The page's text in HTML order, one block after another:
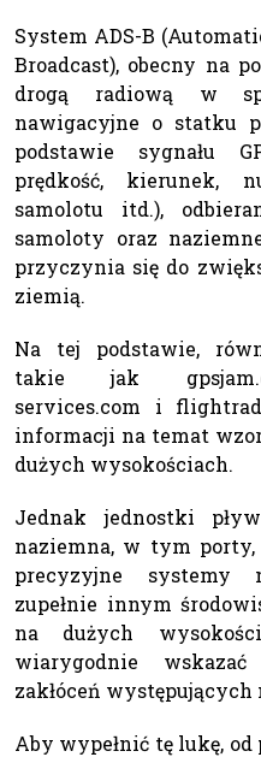
System ADS-B
Broadcast), obecny na
drogą radiową w
nawigacyjne o statku
podstawie sygnału
prędkość, kierunek,
samolotu itd.),
samoloty oraz
przyczynia się do
ziemią.
Na tej podstawie,
takie jak
services.com i
informacji na temat
dużych wysokościach.
Jednak jednostki
naziemna, w tym
precyzyjne systemy
zupełnie innym
na dużych
wiarygodnie
zakłóceń występujących
Aby wypełnić tę lukę,